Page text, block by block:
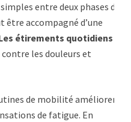
entre deux phases de
être accompagné d’une
étirements quotidiens
les douleurs et
de mobilité améliorent
de fatigue. En